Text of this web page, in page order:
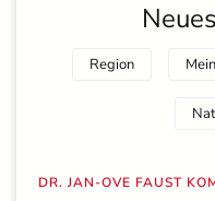
Region
DR. JAN-OVE FAUST